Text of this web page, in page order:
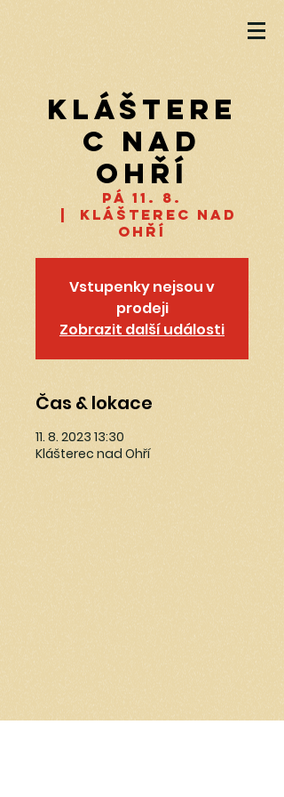
Kláštere
c nad
Ohří
pá 11. 8.
Klášterec nad
Ohří
Vstupenky nejsou v
prodeji
Zobrazit další události
Čas & lokace
11. 8. 2023 13:30
Klášterec nad Ohří